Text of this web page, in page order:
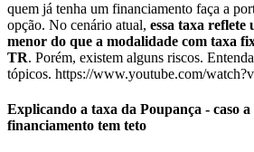
quem já tenha um financiamento faça a
opção. No cenário atual, essa taxa reflete
menor do que a modalidade com taxa
TR. Porém, existem alguns riscos.
tópicos. https://www.youtube.com/
Explicando a taxa da Poupança - caso
financiamento tem teto